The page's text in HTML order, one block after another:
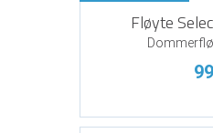
Fløyte